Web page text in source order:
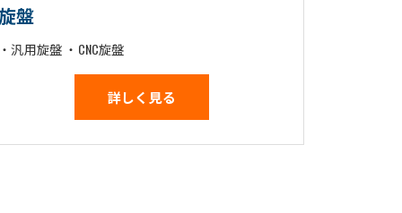
盤
汎用旋盤 ・CNC旋盤
詳しく見る